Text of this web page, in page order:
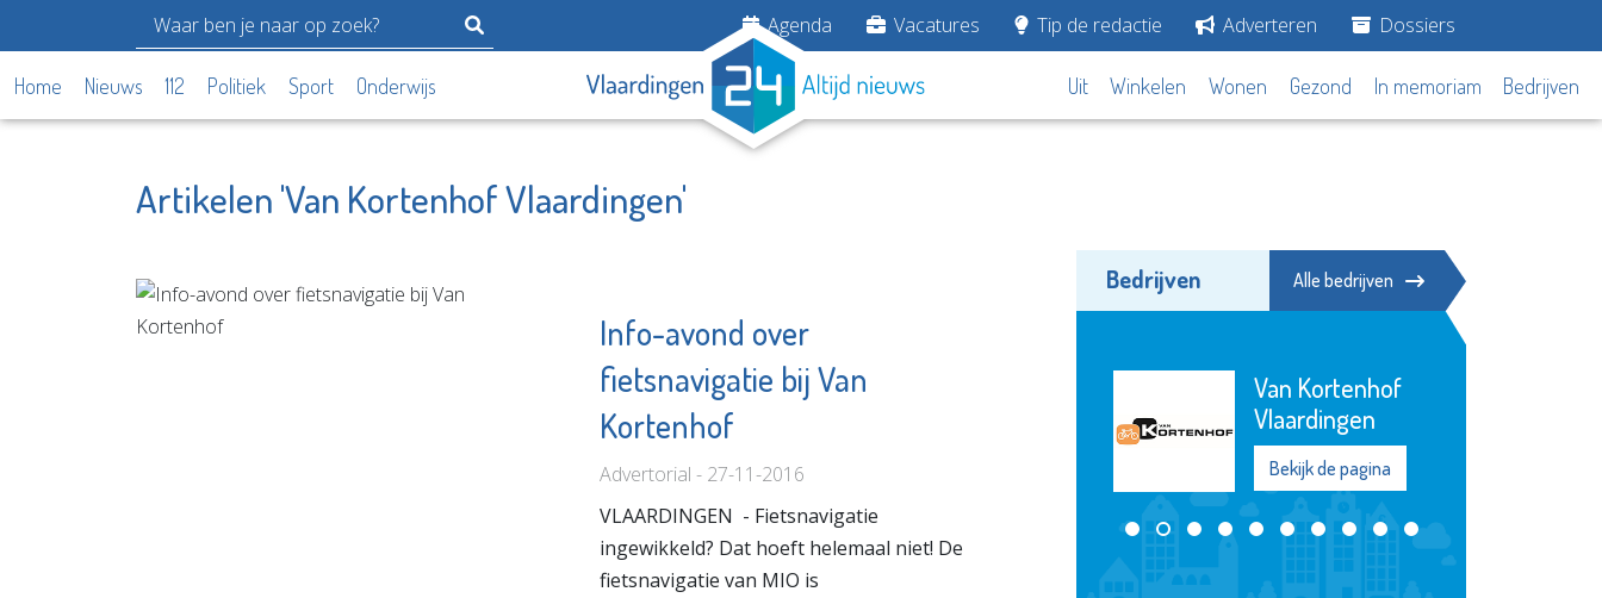
Agenda Vacatures Tip de redactie Adverteren Dossiers
Home Nieuws 112 Politiek Sport Onderwijs Uit Winkelen Wonen Gezond In memoriam Bedrijven
Artikelen 'Van Kortenhof Vlaardingen'
Info-avond over
fietsnavigatie bij Van
Kortenhof
Advertorial - 27-11-2016
VLAARDINGEN - Fietsnavigatie
ingewikkeld? Dat hoeft helemaal niet! De
fietsnavigatie van MIO is
Bedrijven Alle bedrijven
PRO Vlaardingen The MindOffice
Van Kortenhof
Vlaardingen
Bekijk de pagina